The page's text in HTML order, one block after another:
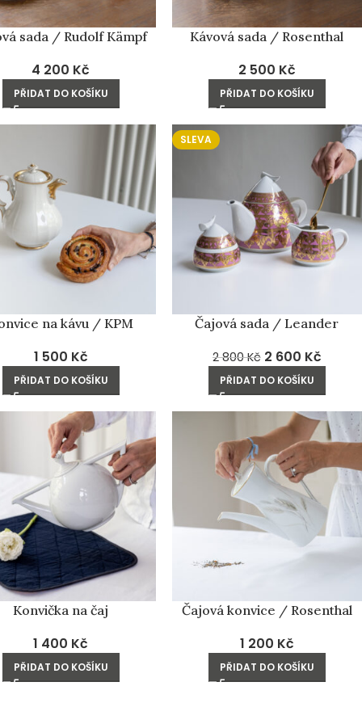
sada / Rudolf Kämpf
4 200 Kč
PŘIDAT DO KOŠÍKU
Kávová sada / Rosenthal
2 500 Kč
PŘIDAT DO KOŠÍKU
na kávu / KPM
1 500 Kč
PŘIDAT DO KOŠÍKU
SLEVA
Čajová sada / Leander
2 800Kč 2 600 Kč
PŘIDAT DO KOŠÍKU
Konvička na čaj
1 400 Kč
PŘIDAT DO KOŠÍKU
Čajová konvice / Rosenthal
1 200 Kč
PŘIDAT DO KOŠÍKU